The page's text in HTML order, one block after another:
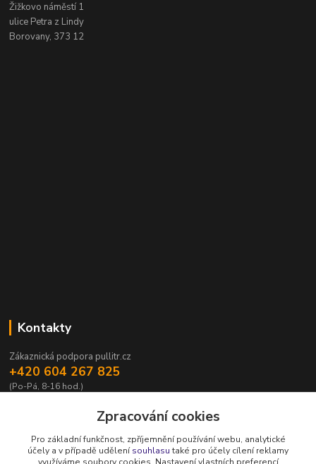
Žižkovo náměstí 1
ulice Petra z Lindy
Borovany, 373 12
Kontakty
Zákaznická podpora pullitr.cz
+420 604 267 825
(Po-Pá, 8-16 hod.)
Zpracování cookies
Pro základní funkčnost, zpříjemnění používání webu, analytické
účely a v případě udělenísouhlasutaké pro účely cílení reklamy